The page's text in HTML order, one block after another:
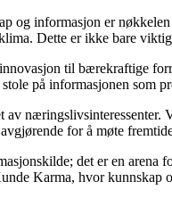
og informasjon er
Dette er ikke bare
til bærekraftige
på informasjonen som
for å møte
det er en
Karma, hvor kunnskap